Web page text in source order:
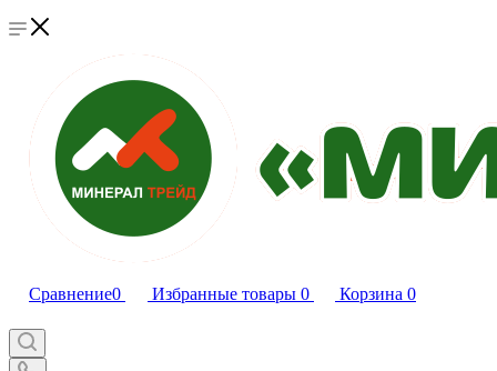
Сравнение0 Избранные товары 0 Корзина 0